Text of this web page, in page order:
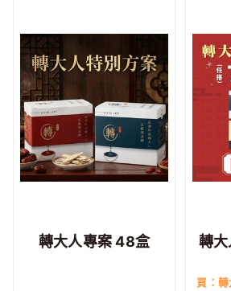
轉大人專案 48盒
轉
買：